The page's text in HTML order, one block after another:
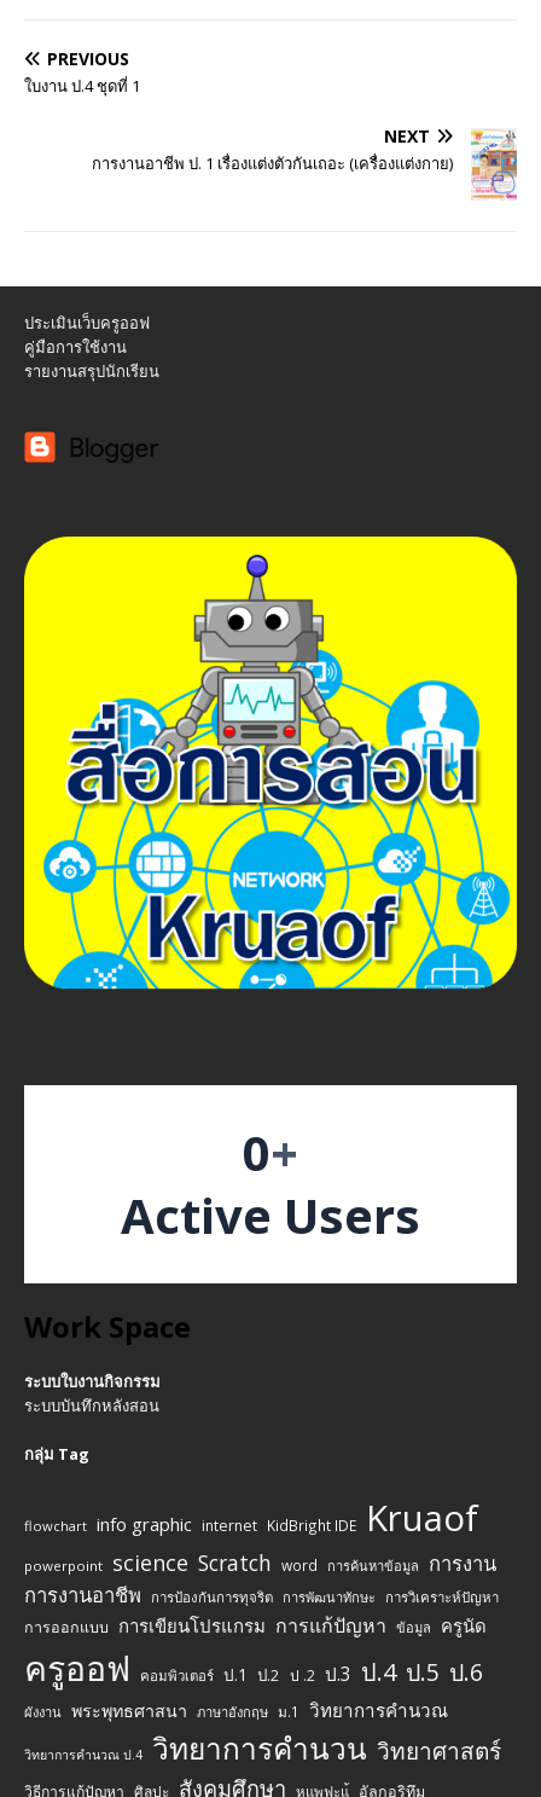
PREVIOUS
ใบงาน ป.4 ชุดที่ 1
NEXT
การงานอาชีพ ป. 1 เรื่องแต่งตัวกันเถอะ (เครื่องแต่งกาย)
ประเมินเว็บครูออฟ
คู่มือการใช้งาน
รายงานสรุปนักเรียน
0+
Active Users
Work Space
ระบบใบงานกิจกรรม
ระบบบันทึกหลังสอน
กลุ่ม Tag
flowchart info graphic internet KidBright IDE Kruaof
powerpoint science Scratch word การค้นหาข้อมูล
การงาน
การงานอาชีพ
การป้องกันการทุจริต การพัฒนาทักษะ การวิเคราะห์ปัญหา
การออกแบบ การเขียนโปรแกรม การแก้ปัญหา ข้อมูล ครูนัด
ครูออฟ คอมพิวเตอร์ ป.1 ป.2 ป .2 ป.3 ป.4 ป.5 ป.6
ผังงาน พระพุทธศาสนา ภาษาอังกฤษ ม.1 วิทยาการคำนวณ
วิทยาการคำนวณ ป.4 วิทยาการคำนวน วิทยาศาสตร์
วิธีการแก้ปัญหา ศิลปะ สังคมศึกษา หแพฟะแ้ อัลกอริทึม